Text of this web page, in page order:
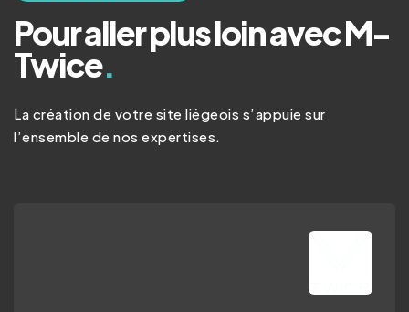
Pour aller plus loin avec M-
Twice.
La création de votre site liégeois s’appuie sur
l’ensemble de nos expertises.